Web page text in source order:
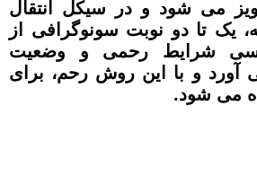
می شود و در سیکل انتقال
یک تا دو نوبت سونوگرافی از
شرایط رحمی و وضعیت
آورد و با این روش رحم، برای
می شود.